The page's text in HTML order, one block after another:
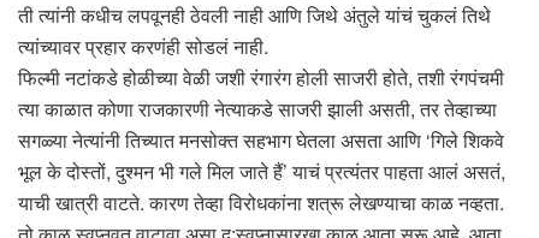
ती त्यांनी कधीच लपवूनही ठेवली नाही आणि जिथे अंतुले यांचं चुकलं तिथे
त्यांच्यावर प्रहार करणंही सोडलं नाही.
फिल्मी नटांकडे होळीच्या वेळी जशी रंगारंग होली साजरी होते, तशी रंगपंचमी
त्या काळात कोणा राजकारणी नेत्याकडे साजरी झाली असती, तर तेव्हाच्या
सगळ्या नेत्यांनी तिच्यात मनसोक्त सहभाग घेतला असता आणि ‘गिले शिकवे
भूल के दोस्तों, दुश्मन भी गले मिल जाते हैं’ याचं प्रत्यंतर पाहता आलं असतं,
याची खात्री वाटते. कारण तेव्हा विरोधकांना शत्रू लेखण्याचा काळ नव्हता.